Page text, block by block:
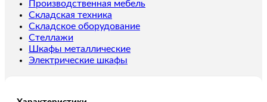
Производственная мебель
Складская техника
Складское оборудование
Стеллажи
Шкафы металлические
Электрические шкафы